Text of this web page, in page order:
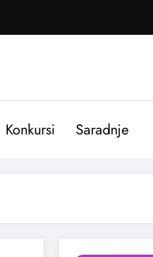
Konkursi Saradnje